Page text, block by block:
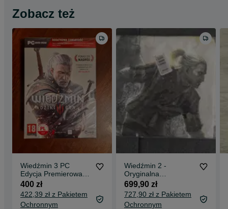
Zobacz też
Wiedźmin 3 PC
Edycja Premierowa
FOLIA
400 zł
422,39 zł z Pakietem
Ochronnym
Wiedźmin 2 -
Oryginalna
Kolekcjonerska
Koszulka z Preordera
2011 (XL)
699,90 zł
727,90 zł z Pakietem
Ochronnym